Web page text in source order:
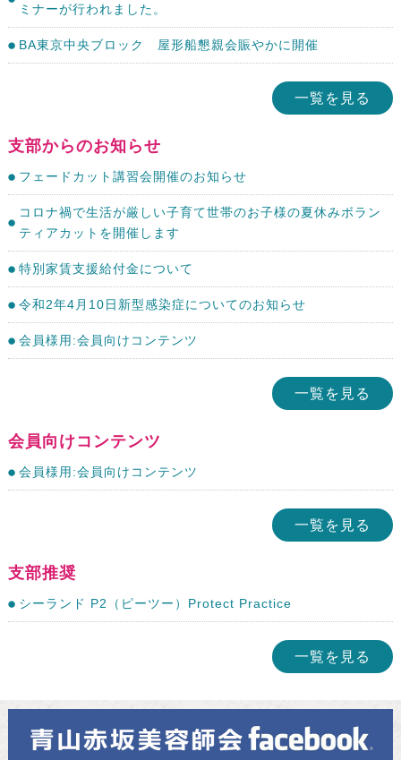
ミナーが行われました。
BA東京中央ブロック 屋形船懇親会賑やかに開催
一覧を見る
支部からのお知らせ
フェードカット講習会開催のお知らせ
コロナ禍で生活が厳しい子育て世帯のお子様の夏休みボラン
ティアカットを開催します
特別家賃支援給付金について
令和2年4月10日新型感染症についてのお知らせ
会員様用:会員向けコンテンツ
一覧を見る
会員向けコンテンツ
会員様用:会員向けコンテンツ
一覧を見る
支部推奨
シーランド P2（ピーツー）Protect Practice
一覧を見る